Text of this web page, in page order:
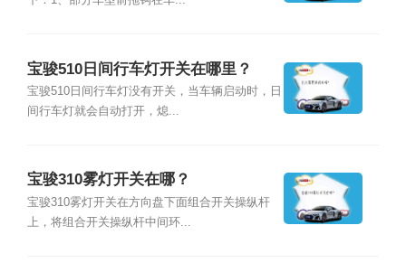
宝骏510日间行车灯开关在哪里？
宝骏510日间行车灯没有开关，当车辆启动时，日
间行车灯就会自动打开，熄...
宝骏310雾灯开关在哪？
宝骏310雾灯开关在方向盘下面组合开关操纵杆
上，将组合开关操纵杆中间环...